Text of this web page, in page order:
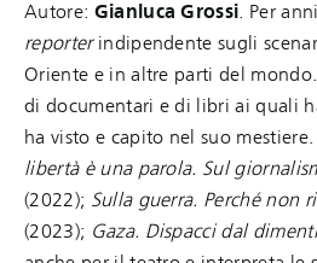
Autore: Gianluca Grossi . Per
reporter indipendente sugli
Oriente e in altre parti del
di documentari e di libri ai quali
ha visto e capito nel suo
libertà è una parola. Sul
(2022); Sulla guerra. Perché non
(2023); Gaza. Dispacci dal